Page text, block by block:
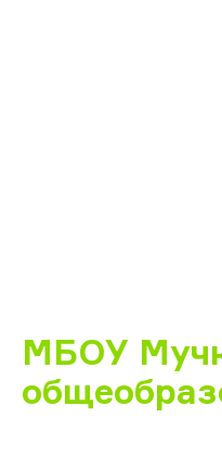
МБОУ